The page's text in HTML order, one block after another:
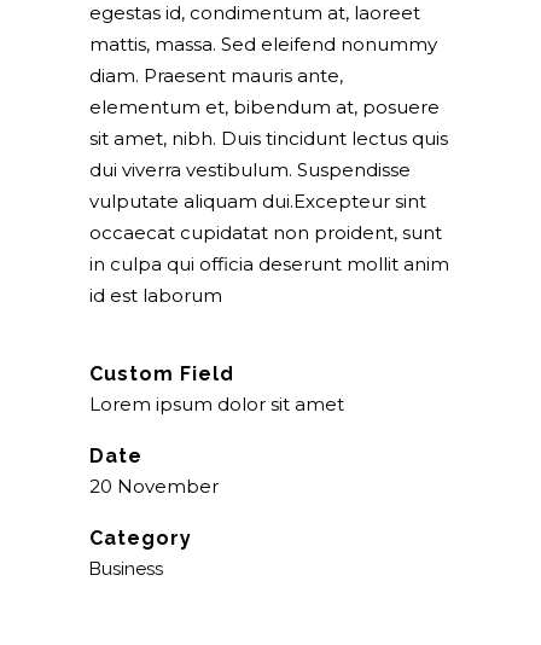
egestas id, condimentum at, laoreet
mattis, massa. Sed eleifend nonummy
diam. Praesent mauris ante,
elementum et, bibendum at, posuere
sit amet, nibh. Duis tincidunt lectus quis
dui viverra vestibulum. Suspendisse
vulputate aliquam dui.Excepteur sint
occaecat cupidatat non proident, sunt
in culpa qui officia deserunt mollit anim
id est laborum
Custom Field
Lorem ipsum dolor sit amet
Date
20 November
Category
Business